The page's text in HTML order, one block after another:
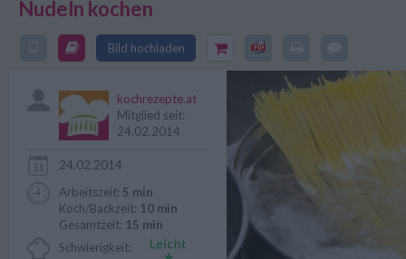
Nudeln kochen
Bild hochladen
Auch Nudeln kochen will
von allein. Dieses Rezept
kochrezepte.at
Mitglied seit:
24.02.2014
24.02.2014
Arbeitszeit: 5 min
Koch/Backzeit: 10 min
Gesamtzeit: 15 min
Schwierigkeit: